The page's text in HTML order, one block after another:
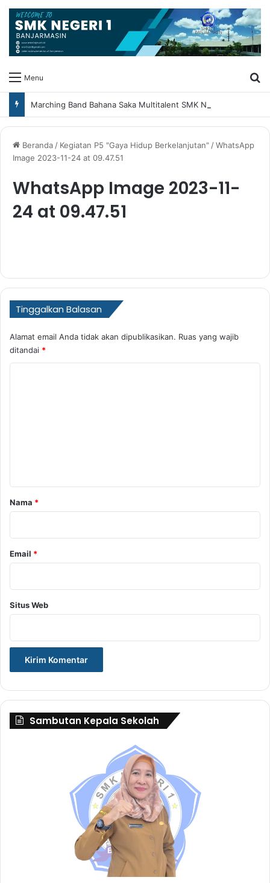
Menu
Beranda/ Kegiatan P5 "Gaya Hidup Berkelanjutan"/WhatsApp
Image 2023-11-24 at 09.47.51
WhatsApp Image 2023-11-
24 at 09.47.51
Tinggalkan Balasan
Alamat email Anda tidak akan dipublikasikan. Ruas yang wajib
ditandai *
r
Nama *
Email *
Situs Web
Sambutan Kepala Sekolah